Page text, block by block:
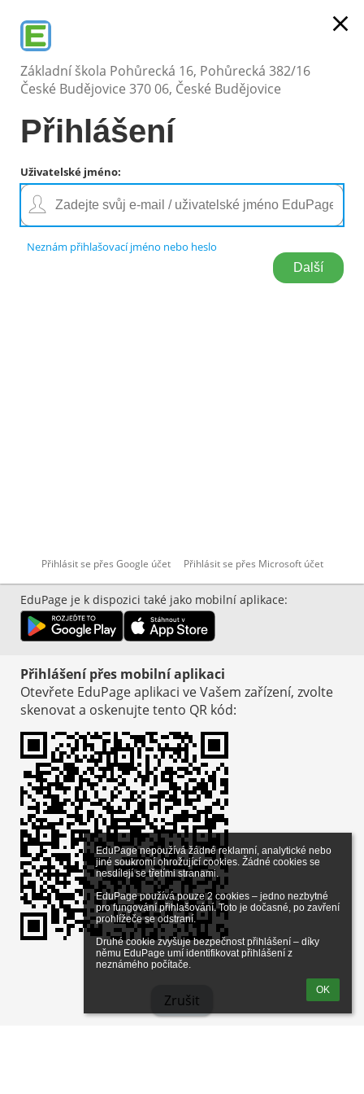
EduPage nepoužívá žádné reklamní, analytické nebo
jiné soukromí ohrožující cookies. Žádné cookies se
nesdílejí se třetími stranami.
EduPage používá pouze 2 cookies – jedno nezbytné
pro fungování přihlašování. Toto je dočasné, po zavření
prohlížeče se odstraní.
Druhé cookie zvyšuje bezpečnost přihlášení – díky
němu EduPage umí identifikovat přihlášení z
neznámého počítače.
OK
Základní škola Pohůrecká,
České Budějovice
Přihlášení
Pohůrecká 382/16 České Budějovice 370 06
Základní škola Pohůrecká 16, Pohůrecká 382/16
České Budějovice 370 06, České Budějovice
close
Přihlášení
Uživatelské jméno:
Neznám přihlašovací jméno nebo heslo
Přihlásit se přes Google účet Přihlásit se přes Microsoft účet
EduPage je k dispozici také jako mobilní aplikace:
Přihlášení přes mobilní aplikaci
Otevřete EduPage aplikaci ve Vašem zařízení, zvolte
skenovat a oskenujte tento QR kód:
© EduPageZásady ochrany osobních údajů
Zrušit